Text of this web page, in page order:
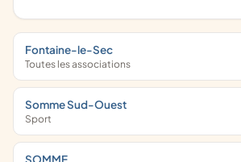
Fontaine-le-Sec
Toutes les associations
Somme Sud-Ouest
Sport
SOMME